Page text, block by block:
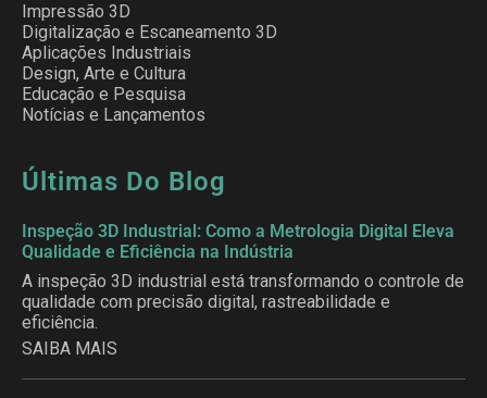
Impressão 3D
Digitalização e Escaneamento 3D
Aplicações Industriais
Design, Arte e Cultura
Educação e Pesquisa
Notícias e Lançamentos
Últimas Do Blog
Inspeção 3D Industrial: Como a Metrologia Digital Eleva
Qualidade e Eficiência na Indústria
A inspeção 3D industrial está transformando o controle de
qualidade com precisão digital, rastreabilidade e
eficiência.
SAIBA MAIS